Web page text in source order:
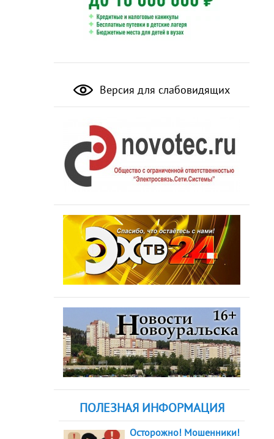
Версия для слабовидящих
ПОЛЕЗНАЯ ИНФОРМАЦИЯ
Осторожно! Мошенники!